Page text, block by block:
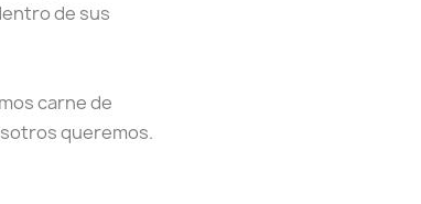
de sus
carne de
queremos.